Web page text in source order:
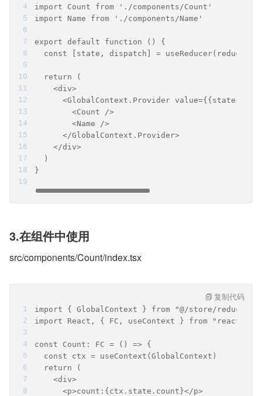
import Count from './components/Count'
import Name from './components/Name'
export default function () {
const [state, dispatch] = useReducer(reducer,
  return (
    <div>
<GlobalContext.Provider value={{state,
        <Count />
        <Name />
      </GlobalContext.Provider>
    </div>
  )
}
3.在组件中使用
src/components/Count/index.tsx
import { GlobalContext } from "@/store/reducer";
import React, { FC, useContext } from "react";
const Count: FC = () => {
  const ctx = useContext(GlobalContext)
  return (
    <div>
      <p>count:{ctx.state.count}</p>
复制代码